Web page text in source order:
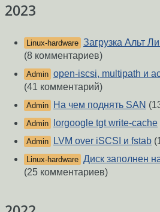
2023
Linux-hardware Загрузка Альт
(8 комментариев)
Admin open-iscsi, multipath и
(41 комментарий)
Admin На чем поднять SAN
Admin lorgoogle tgt write-cache
Admin LVM over iSCSI и fstab
Linux-hardware Диск заполнен
(25 комментариев)